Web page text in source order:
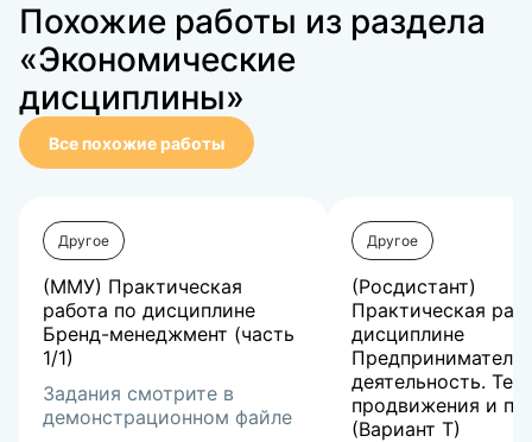
Похожие работы из раздела
«Экономические
дисциплины»
Все похожие работы
Другое
(ММУ) Практическая
работа по дисциплине
Бренд-менеджмент (часть
1/1)
Задания смотрите в
демонстрационном файле
Другое
(Росдистант)
Практическая
дисциплине
деятельность.
продвижения и
(Вариант Т)